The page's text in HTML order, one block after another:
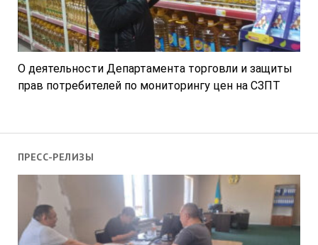
ПРЕСС-РЕЛИЗЫ
О деятельности Департамента торговли и защиты
прав потребителей по мониторингу цен на СЗПТ